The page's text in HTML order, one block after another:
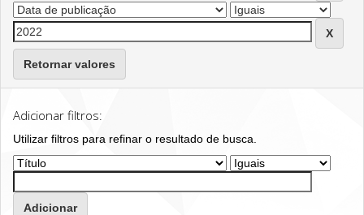
Retornar valores
Adicionar filtros:
Utilizar filtros para refinar o resultado de busca.